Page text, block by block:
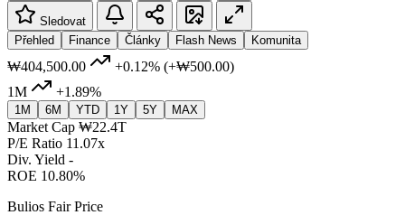
Sledovat
Přehled
Finance Články Flash News Komunita
₩404,500.00 +0.12% (+₩500.00)
1M
+1.89%
1M 6M YTD 1Y 5Y MAX
Market Cap ₩22.4T
P/E Ratio 11.07x
Div. Yield -
ROE 10.80%
Bulios Fair Price